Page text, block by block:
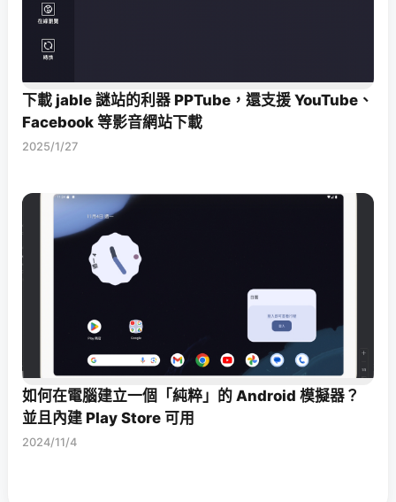
下載 jable 謎站的利器 PPTube，還支援 YouTube、
Facebook 等影音網站下載
2025/1/27
如何在電腦建立一個「純粹」的 Android 模擬器？
並且內建 Play Store 可用
2024/11/4